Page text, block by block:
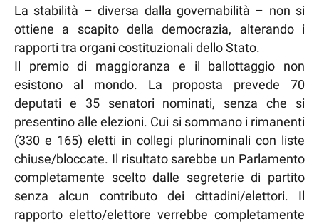
La stabilità – diversa dalla governabilità – non si
ottiene a scapito della democrazia, alterando i
rapporti tra organi costituzionali dello Stato.
Il premio di maggioranza e il ballottaggio non
esistono al mondo. La proposta prevede 70
deputati e 35 senatori nominati, senza che si
presentino alle elezioni. Cui si sommano i rimanenti
(330 e 165) eletti in collegi plurinominali con liste
chiuse/bloccate. Il risultato sarebbe un Parlamento
completamente scelto dalle segreterie di partito
senza alcun contributo dei cittadini/elettori. Il
rapporto eletto/elettore verrebbe completamente